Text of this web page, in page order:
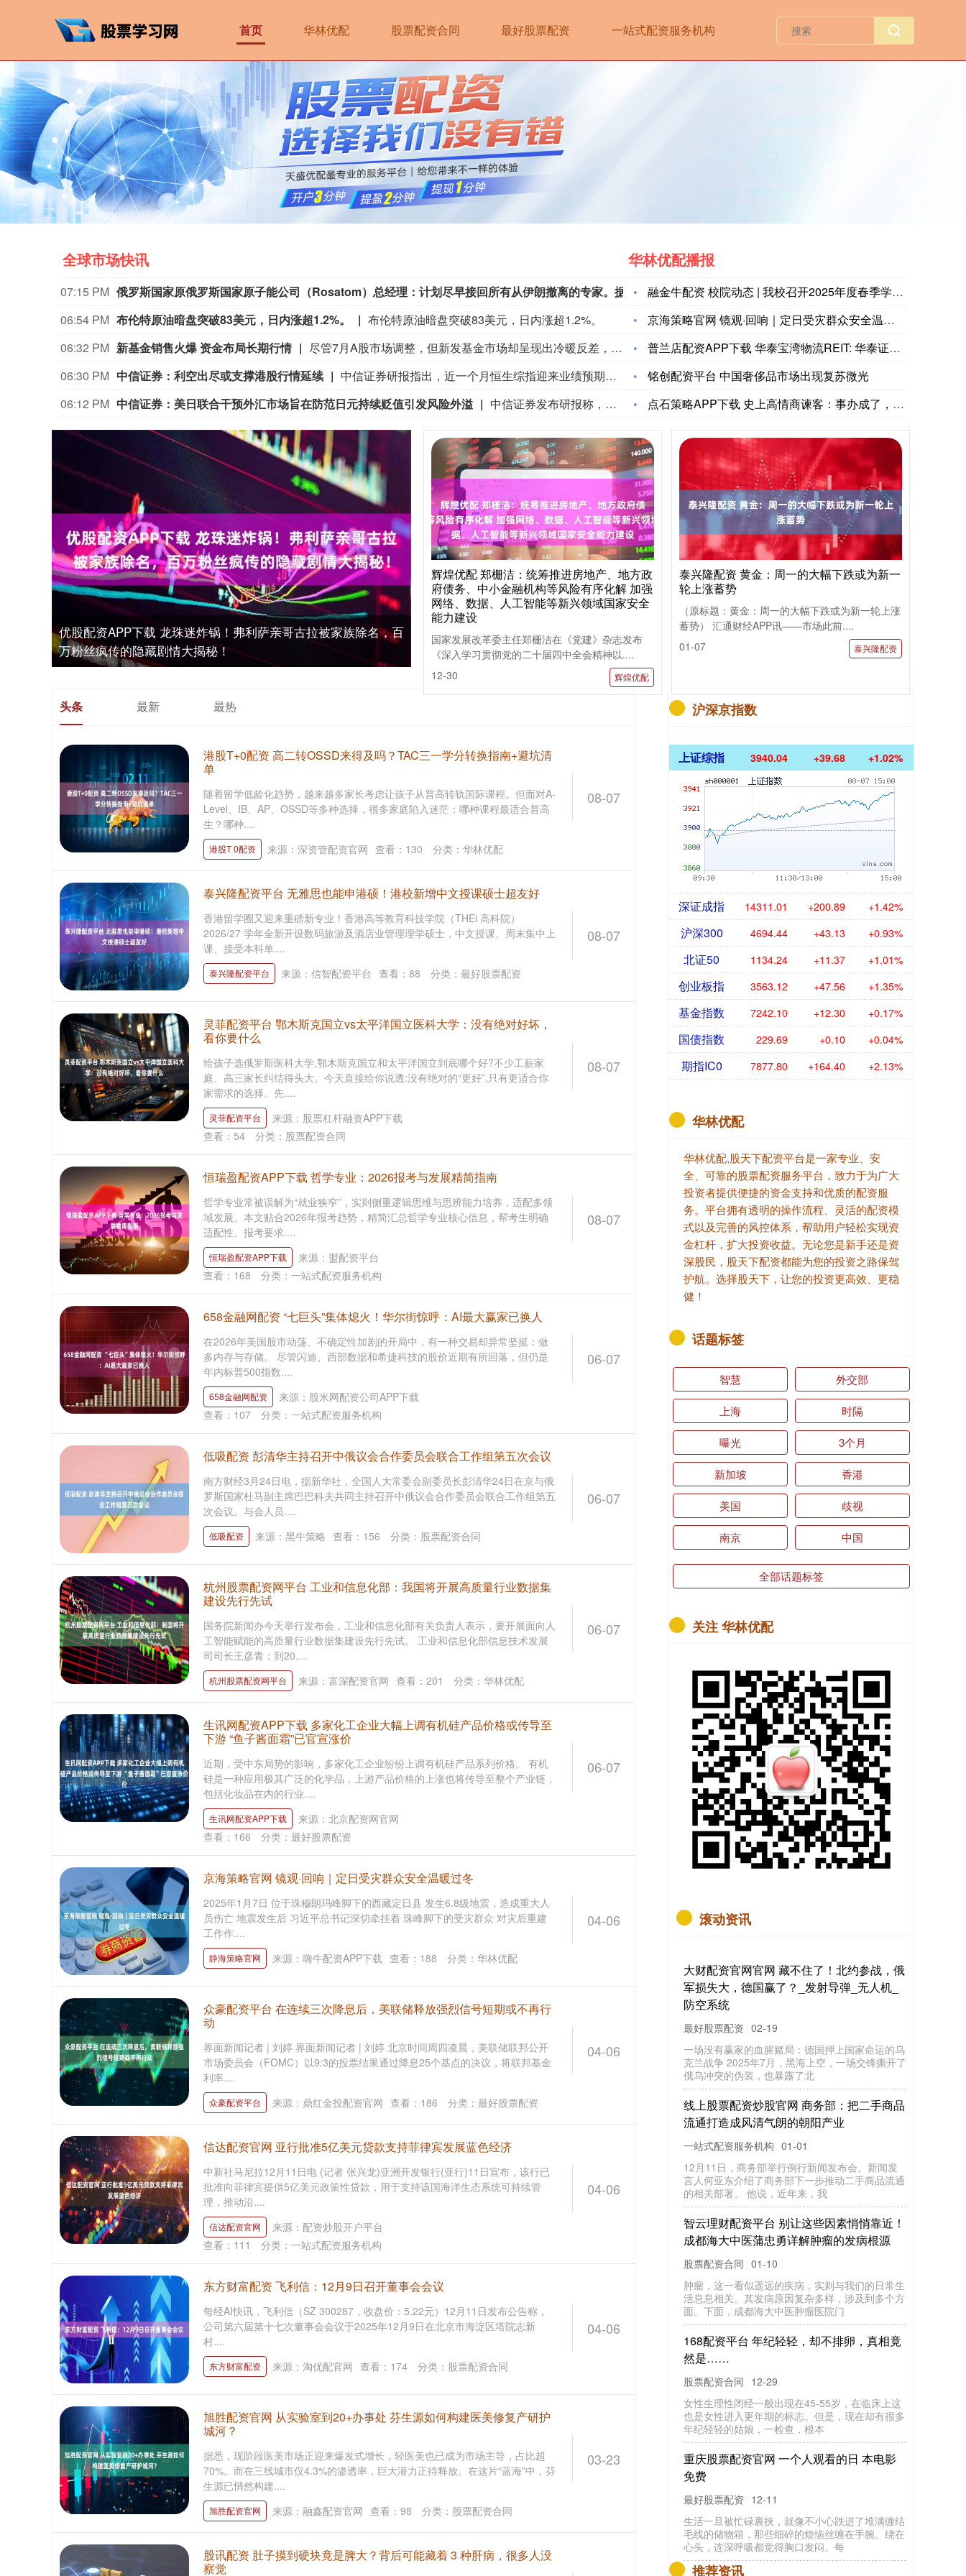
首页 华林优配 股票配资合同 最好股票配资 一站式配资服务机构
全球市场快讯
07:15 PM 俄罗斯国家原俄罗斯国家原子能公司（Rosatom）总经理：计划尽早接回所有从伊朗撤离的专家。据他透露，如果一切顺利，俄罗斯国家原子能公司将在今年秋季把布什尔核电站的工作人员数量恢复到100人。
俄罗斯国家原俄罗斯国家原子能公司（Rosatom）总经理：
06:54 PM 布伦特原油暗盘突破83美元，日内涨超1.2%。
布伦特原油暗盘突破83美元，日内涨超1.2%。
06:32 PM 新基金销售火爆 资金布局长期行情
尽管7月A股市场调整，但新发基金市场却呈现出冷暖反差，多只主动权益新品募集成绩亮眼。普通投资者踊跃认购新基金的背后，是不少基金经理对于当前科技行情长周期属性的深度研判，公募普遍判断AI产业浪潮不是短期主题炒作，科技浪潮的演绎周期也远不止半年。
06:30 PM 中信证券：利空出尽或支撑港股行情延续
中信证券研报指出，近一个月恒生综指迎来业绩预期反转，中报超预期与利好预告推动全年盈利上修；而恒科指数受制于乘用车盈利分化及头部互联网平台资本开支扩张对短期利润率的压制，预期修复相对滞后。行业上，医疗保健（CXO与制药龙头驱动）、金融（券商资管与保险）、公用事业及周期运输景气上行；消费、地产及资讯科技预期遭下调。交易层面呈现资金回补超跌低位板块与交易高景气业绩动能的“双管齐下”特征。面对财报密集披露期与海内外宏观扰动，配置建议维持“红利防守+成长弹性”杠铃策略：防守端锁定高股息、低β“类债”资产；进攻端聚焦互联网巨头、双向资金加仓的机器人与生物科技，以及技术硬件与AI应用，兼顾创新药及工业金属的催化布局。
06:12 PM 中信证券：美日联合干预外汇市场旨在防范日元持续贬值引发风险外溢 中信证券发布研报称，美日联合干预外汇市场，旨在防范日元持续贬值引发风险外溢。日本面临的主要困境在于，其国内通胀持续低于日银目标水平，货币政策加息意愿有限，同时高市早苗内阁减税计划可能进一步扩大日本财政缺口，削弱投资者对日元资产的信心。而美国的担忧则在于，日本为稳定汇率或减持美国国债，在美债供给维持高位的背景下可能进一步推升长端利率。总体来看，美日短期干预汇市有助于稳定市场预期，但在两国利差仍处高位的情况下，日元持续大幅升值的空间有限。相较于日本股市，美股在盈利增长、行业结构及AI产业链方面仍具备更显著的优势。
华林优配播报
融金牛配资 校院动态 | 我校召开2025年度春季学期在职研
京海策略官网 镜观·回响｜定日受灾群众安全温暖过冬
普兰店配资APP下载 华泰宝湾物流REIT: 华泰证券（上海
铭创配资平台 中国奢侈品市场出现复苏微光
点石策略APP下载 史上高情商谏客：事办成了，命还在
优股配资APP下载 龙珠迷炸锅！弗利萨亲哥古拉被家族除名，百
万粉丝疯传的隐藏剧情大揭秘！
辉煌优配 郑栅洁：统筹推进房地产、地方政
府债务、中小金融机构等风险有序化解 加强
网络、数据、人工智能等新兴领域国家安全
能力建设
国家发展改革委主任郑栅洁在《党建》杂志发布
《深入学习贯彻党的二十届四中全会精神以....
12-30
辉煌优配
泰兴隆配资 黄金：周一的大幅下跌或为新一
轮上涨蓄势
（原标题：黄金：周一的大幅下跌或为新一轮上涨
蓄势） 汇通财经APP讯——市场此前....
01-07
泰兴隆配资
头条 最新 最热
08-07
港股T+0配资 高二转OSSD来得及吗？TAC三一学分转换指南+避坑清
单
随着留学低龄化趋势，越来越多家长考虑让孩子从普高转轨国际课程。但面对A-
Level、IB、AP、OSSD等多种选择，很多家庭陷入迷茫：哪种课程最适合普高
生？哪种....
港股T 0配资 来源：深资管配资官网 查看： 130 分类： 华林优配
08-07
泰兴隆配资平台 无雅思也能申港硕！港校新增中文授课硕士超友好
香港留学圈又迎来重磅新专业！香港高等教育科技学院（THEi 高科院）
2026/27 学年全新开设数码旅游及酒店业管理理学硕士，中文授课、周末集中上
课、接受本科单....
泰兴隆配资平台 来源：信智配资平台 查看： 88 分类： 最好股票配资
08-07
灵菲配资平台 鄂木斯克国立vs太平洋国立医科大学：没有绝对好坏，
看你要什么
给孩子选俄罗斯医科大学,鄂木斯克国立和太平洋国立到底哪个好?不少工薪家
庭、高三家长纠结得头大。今天直接给你说透:没有绝对的“更好”,只有更适合你
家需求的选择。先....
灵菲配资平台
来源：股票杠杆融资APP下载
查看： 54 分类： 股票配资合同
08-07
恒瑞盈配资APP下载 哲学专业：2026报考与发展精简指南
哲学专业常被误解为“就业狭窄”，实则侧重逻辑思维与思辨能力培养，适配多领
域发展。本文贴合2026年报考趋势，精简汇总哲学专业核心信息，帮考生明确
适配性、报考要求....
恒瑞盈配资APP下载
来源：盟配资平台
查看： 168 分类： 一站式配资服务机构
06-07
658金融网配资 “七巨头”集体熄火！华尔街惊呼：AI最大赢家已换人
在2026年美国股市动荡、不确定性加剧的开局中，有一种交易却异常坚挺：做
多内存与存储。 尽管闪迪、西部数据和希捷科技的股价近期有所回落，但仍是
年内标普500指数....
658金融网配资
来源：股米网配资公司APP下载
查看： 107 分类： 一站式配资服务机构
06-07
低吸配资 彭清华主持召开中俄议会合作委员会联合工作组第五次会议
南方财经3月24日电，据新华社，全国人大常委会副委员长彭清华24日在京与俄
罗斯国家杜马副主席巴巴科夫共同主持召开中俄议会合作委员会联合工作组第五
次会议。与会人员....
低吸配资 来源：黑牛策略 查看： 156 分类： 股票配资合同
06-07
杭州股票配资网平台 工业和信息化部：我国将开展高质量行业数据集
建设先行先试
国务院新闻办今天举行发布会，工业和信息化部有关负责人表示，要开展面向人
工智能赋能的高质量行业数据集建设先行先试。 工业和信息化部信息技术发展
司司长王彦青：到20....
杭州股票配资网平台 来源：富深配资官网 查看： 201 分类： 华林优配
06-07
生讯网配资APP下载 多家化工企业大幅上调有机硅产品价格或传导至
下游 “鱼子酱面霜”已官宣涨价
近期，受中东局势的影响，多家化工企业纷纷上调有机硅产品系列价格。 有机
硅是一种应用极其广泛的化学品，上游产品价格的上涨也将传导至整个产业链，
包括化妆品在内的行业....
生讯网配资APP下载
来源：北京配资网官网
查看： 166 分类： 最好股票配资
04-06
京海策略官网 镜观·回响｜定日受灾群众安全温暖过冬
2025年1月7日 位于珠穆朗玛峰脚下的西藏定日县 发生6.8级地震，造成重大人
员伤亡 地震发生后 习近平总书记深切牵挂着 珠峰脚下的受灾群众 对灾后重建
工作作....
静海策略官网 来源：嗨牛配资APP下载 查看： 188 分类： 华林优配
04-06
众豪配资平台 在连续三次降息后，美联储释放强烈信号短期或不再行
动
界面新闻记者 | 刘婷 界面新闻记者 | 刘婷 北京时间周四凌晨，美联储联邦公开
市场委员会（FOMC）以9:3的投票结果通过降息25个基点的决议，将联邦基金
利率....
众豪配资平台 来源：鼎红金投配资官网 查看： 186 分类： 最好股票配资
04-06
信达配资官网 亚行批准5亿美元贷款支持菲律宾发展蓝色经济
中新社马尼拉12月11日电 (记者 张兴龙)亚洲开发银行(亚行)11日宣布，该行已
批准向菲律宾提供5亿美元政策性贷款，用于支持该国海洋生态系统可持续管
理，推动沿....
信达配资官网
来源：配资炒股开户平台
查看： 111 分类： 一站式配资服务机构
04-06
东方财富配资 飞利信：12月9日召开董事会会议
每经AI快讯，飞利信（SZ 300287，收盘价：5.22元）12月11日发布公告称，
公司第六届第十七次董事会会议于2025年12月9日在北京市海淀区塔院志新
村....
东方财富配资 来源：淘优配官网 查看： 174 分类： 股票配资合同
03-23
旭胜配资官网 从实验室到20+办事处 芬生源如何构建医美修复产研护
城河？
据悉，现阶段医美市场正迎来爆发式增长，轻医美也已成为市场主导，占比超
70%。而在三线城市仅4.3%的渗透率，巨大潜力正待释放。在这片“蓝海”中，芬
生源已悄然构建....
旭胜配资官网 来源：融鑫配资官网 查看： 98 分类： 股票配资合同
股讯配资 肚子摸到硬块竟是脾大？背后可能藏着 3 种肝病，很多人没
察觉
沪深京指数
上证综指 3940.04 +39.68 +1.02%
深证成指 14311.01 +200.89 +1.42%
沪深300 4694.44 +43.13 +0.93%
北证50 1134.24 +11.37 +1.01%
创业板指 3563.12 +47.56 +1.35%
基金指数 7242.10 +12.30 +0.17%
国债指数 229.69 +0.10 +0.04%
期指IC0 7877.80 +164.40 +2.13%
华林优配
华林优配,股天下配资平台是一家专业、安
全、可靠的股票配资服务平台，致力于为广大
投资者提供便捷的资金支持和优质的配资服
务。平台拥有透明的操作流程、灵活的配资模
式以及完善的风控体系，帮助用户轻松实现资
金杠杆，扩大投资收益。无论您是新手还是资
深股民，股天下配资都能为您的投资之路保驾
护航。选择股天下，让您的投资更高效、更稳
健！
话题标签
智慧 外交部
上海 时隔
曝光 3个月
新加坡 香港
美国 歧视
南京 中国
全部话题标签
关注 华林优配
滚动资讯
大财配资官网官网 藏不住了！北约参战，俄
军损失大，德国赢了？_发射导弹_无人机_
防空系统
最好股票配资
02-19
一场没有赢家的血腥赌局：德国押上国家命运的乌
克兰战争 2025年7月，黑海上空，一场交锋撕开了
俄乌冲突的伪装，也暴露了北
线上股票配资炒股官网 商务部：把二手商品
流通打造成风清气朗的朝阳产业
一站式配资服务机构 01-01
12月11日，商务部举行例行新闻发布会。新闻发
言人何亚东介绍了商务部下一步推动二手商品流通
的相关部署。 他说，近年来，我
智云理财配资平台 别让这些因素悄悄靠近！
成都海大中医蒲忠勇详解肿瘤的发病根源
股票配资合同 01-10
肿瘤，这一看似遥远的疾病，实则与我们的日常生
活息息相关。其发病原因复杂多样，涉及到多个方
面。下面，成都海大中医肿瘤医院门
168配资平台 年纪轻轻，却不排卵，真相竟
然是……
股票配资合同 12-29
女性生理性闭经一般出现在45-55岁，在临床上这
也是女性进入更年期的标志。但是，现在却有很多
年纪轻轻的姑娘，一检查，根本
重庆股票配资官网 一个人观看的日 本电影
免费
最好股票配资 12-11
生活一旦被忙碌裹挟，就像不小心跌进了堆满缠结
毛线的储物箱，那些细碎的烦恼丝缠在手腕、绕在
心头，连深呼吸都觉得胸口发闷。每
推荐资讯